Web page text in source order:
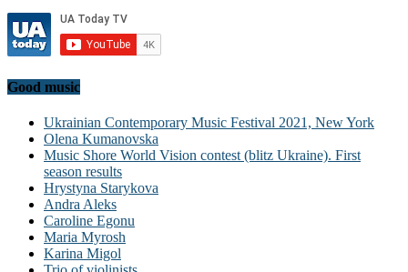
Good music
Ukrainian Contemporary Music Festival 2021, New York
Olena Kumanovska
Music Shore World Vision contest (blitz Ukraine). First
season results
Hrystyna Starykova
Andra Aleks
Caroline Egonu
Maria Myrosh
Karina Migol